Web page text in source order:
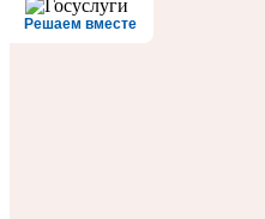
Решаем вместе